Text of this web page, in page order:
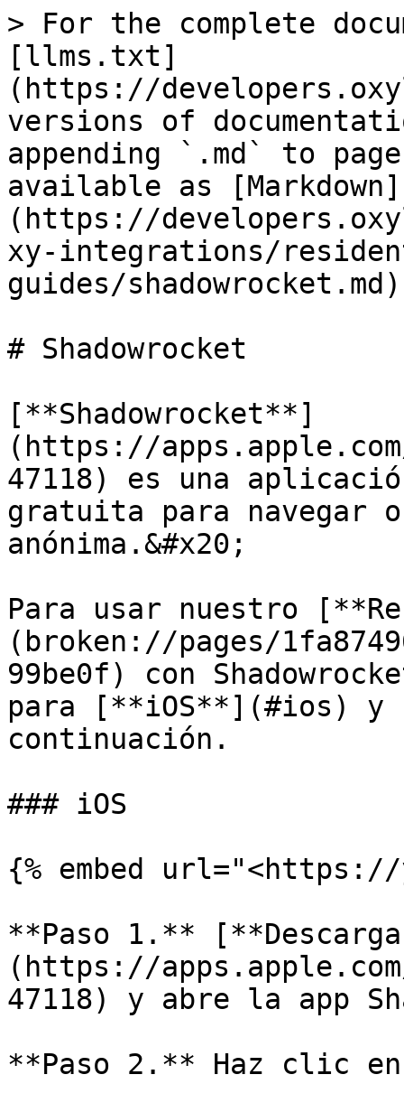
> For the complete
[llms.txt]
(https://
versions of
appending `.md` to
available as [Markdown]
(https://
xy-integrations/
guides/
# Shadowrocket
[**Shadowrocket**]
(https://
47118) es una
gratuita para navegar
anónima.&#x20;
Para usar nuestro
(broken://pages/
99be0f) con
para [**iOS**](#ios) y
continuación.
### iOS
{% embed url="<https://
**Paso 1.**
(https://
47118) y abre la app
**Paso 2.** Haz clic